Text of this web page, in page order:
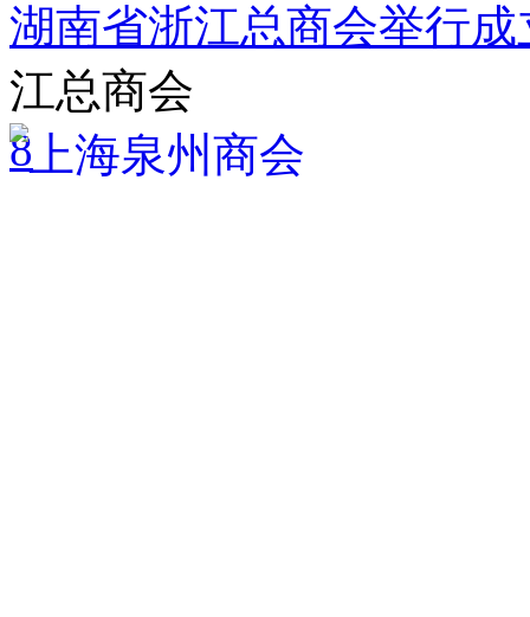
湖南省浙江总商会举行
江总商会
8